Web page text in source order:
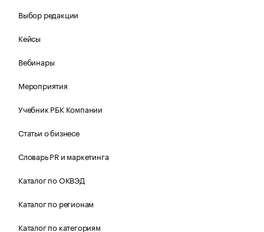
Выбор редакции
Кейсы
Вебинары
Мероприятия
Учебник РБК Компании
Статьи о бизнесе
Словарь PR и маркетинга
Каталог по ОКВЭД
Каталог по регионам
Каталог по категориям